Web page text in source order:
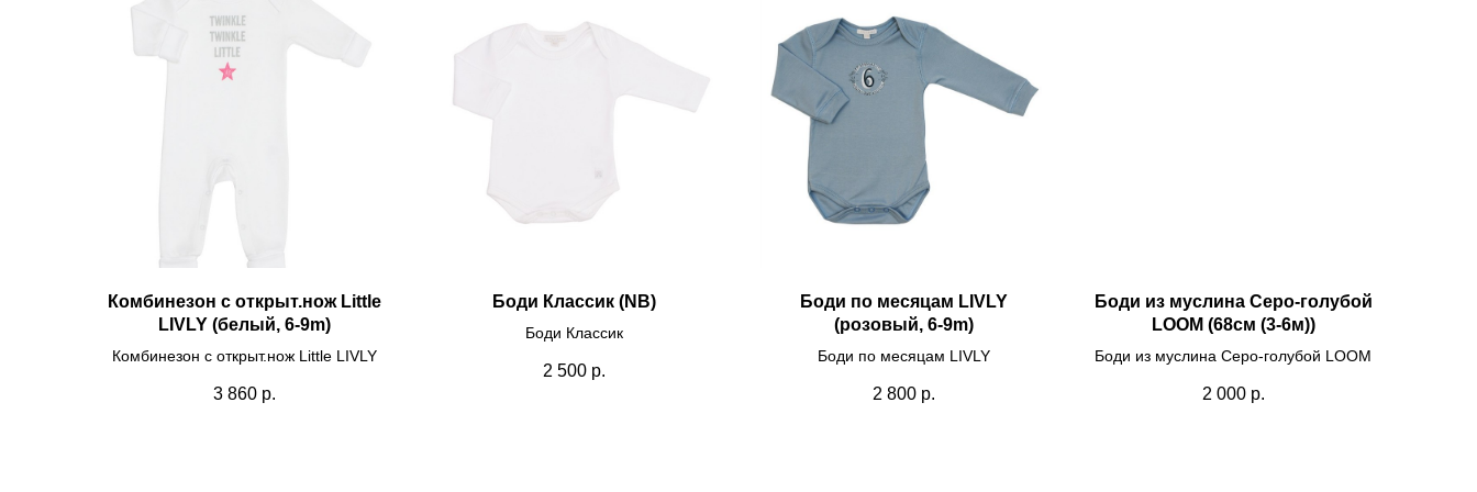
Комбинезон с открыт.нож Little
LIVLY (белый, 6-9m)
Комбинезон с открыт.нож Little LIVLY
3 860 р.
Боди Классик (NB)
Боди Классик
2 500 р.
Боди по месяцам LIVLY
(розовый, 6-9m)
Боди по месяцам LIVLY
2 800 р.
Боди из муслина Серо-голубой
LOOM (68см (3-6м))
Боди из муслина Серо-голубой LOOM
2 000 р.